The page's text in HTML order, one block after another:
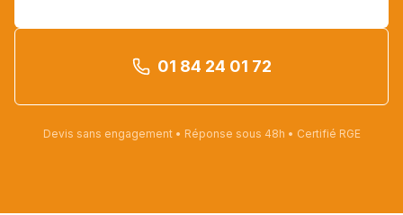
01 84 24 01 72
Devis sans engagement • Réponse sous 48h • Certifié RGE